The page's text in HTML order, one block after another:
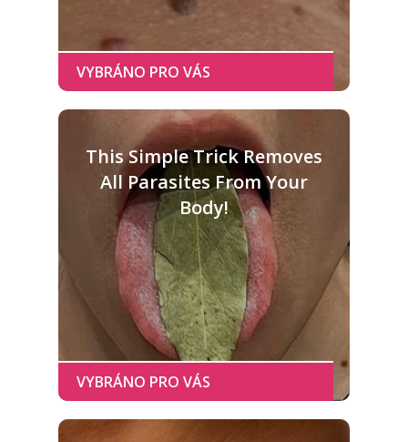
This Simple Trick Removes
All Parasites From Your
Body!